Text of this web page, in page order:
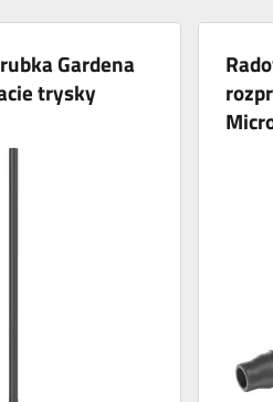
Gardena
trysky